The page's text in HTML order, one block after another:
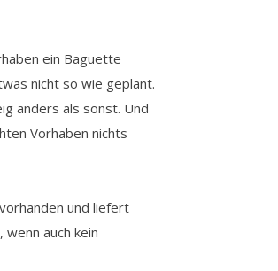
ein Baguette
nicht so wie geplant.
anders als sonst. Und
Vorhaben nichts
und liefert
auch kein